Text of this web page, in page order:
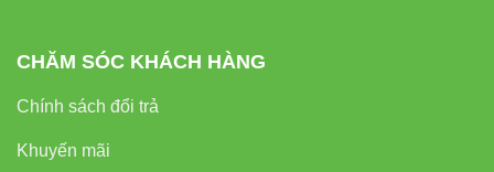
CHĂM SÓC KHÁCH HÀNG
Chính sách đổi trả
Khuyến mãi